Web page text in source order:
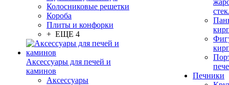
Колосниковые решетки
Короба
Плиты и конфорки
+ ЕЩЕ 4
Аксессуары для печей и
каминов
Аксессуары
Печники